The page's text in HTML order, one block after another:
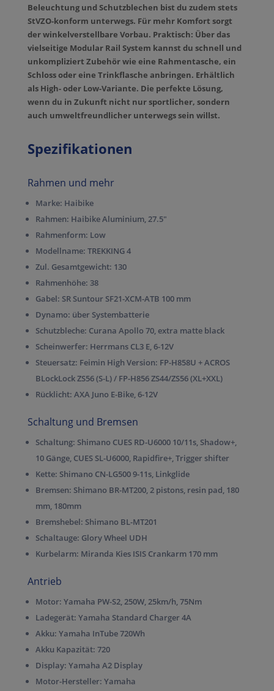
Beleuchtung und Schutzblechen bist du zudem stets
StVZO-konform unterwegs. Für mehr Komfort sorgt
der winkelverstellbare Vorbau. Praktisch: Über das
vielseitige Modular Rail System kannst du schnell und
unkompliziert Zubehör wie eine Rahmentasche, ein
Schloss oder eine Trinkflasche anbringen. Erhältlich
als High- oder Low-Variante. Die perfekte Lösung,
wenn du in Zukunft nicht nur sportlicher, sondern
auch umweltfreundlicher unterwegs sein willst.
Spezifikationen
Rahmen und mehr
Marke: Haibike
Rahmen: Haibike Aluminium, 27.5″
Rahmenform: Low
Modellname: TREKKING 4
Zul. Gesamtgewicht: 130
Rahmenhöhe: 38
Gabel: SR Suntour SF21-XCM-ATB 100 mm
Dynamo: über Systembatterie
Schutzbleche: Curana Apollo 70, extra matte black
Scheinwerfer: Herrmans CL3 E, 6-12V
Steuersatz: Feimin High Version: FP-H858U + ACROS
BLockLock ZS56 (S-L) / FP-H856 ZS44/ZS56 (XL+XXL)
Rücklicht: AXA Juno E-Bike, 6-12V
Schaltung und Bremsen
Schaltung: Shimano CUES RD-U6000 10/11s, Shadow+,
10 Gänge, CUES SL-U6000, Rapidfire+, Trigger shifter
Kette: Shimano CN-LG500 9-11s, Linkglide
Bremsen: Shimano BR-MT200, 2 pistons, resin pad, 180
mm, 180mm
Bremshebel: Shimano BL-MT201
Schaltauge: Glory Wheel UDH
Kurbelarm: Miranda Kies ISIS Crankarm 170 mm
Antrieb
Motor: Yamaha PW-S2, 250W, 25km/h, 75Nm
Ladegerät: Yamaha Standard Charger 4A
Akku: Yamaha InTube 720Wh
Akku Kapazität: 720
Display: Yamaha A2 Display
Motor-Hersteller: Yamaha